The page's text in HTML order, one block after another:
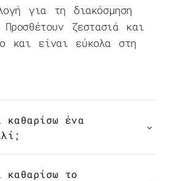
για τη διακόσμηση
ζεστασιά και
και είναι εύκολα στη
καθαρίσω ένα
καθαρίσω το